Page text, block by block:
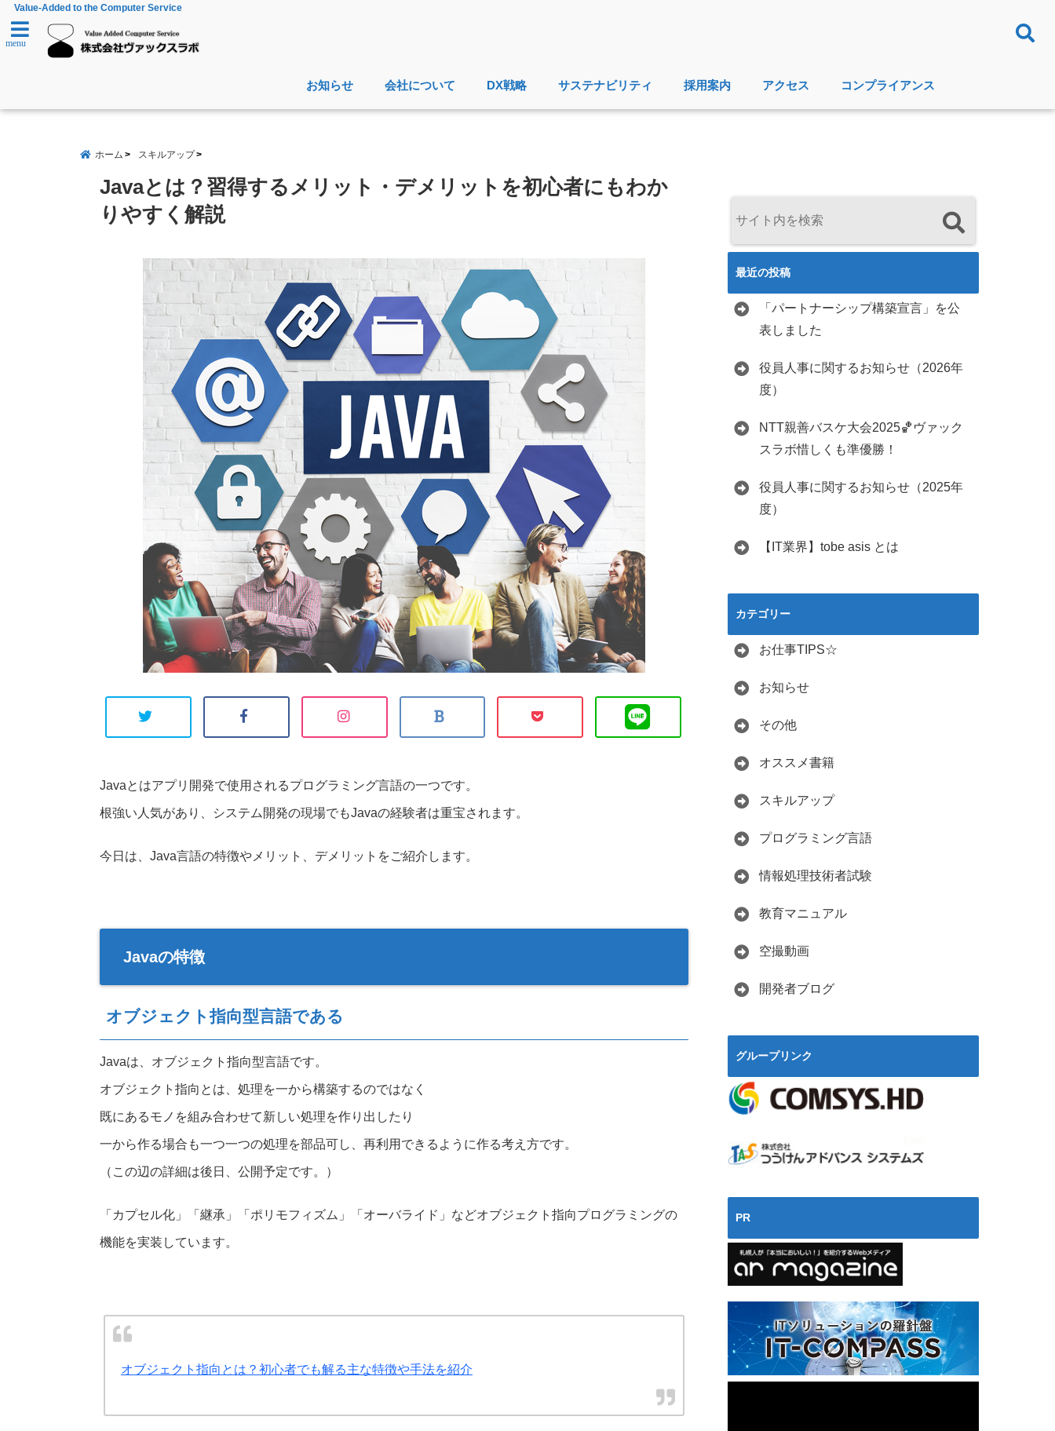
Value-Added to the Computer Service
menu
お知らせ 会社について DX戦略 サステナビリティ 採用案内 アクセス コンプライアンス
ホーム スキルアップ
Javaとは？習得するメリット・デメリットを初心者にもわか
りやすく解説
Javaとはアプリ開発で使用されるプログラミング言語の一つです。
根強い人気があり、システム開発の現場でもJavaの経験者は重宝されます。
今日は、Java言語の特徴やメリット、デメリットをご紹介します。
Javaの特徴
オブジェクト指向型言語である
Javaは、オブジェクト指向型言語です。
オブジェクト指向とは、処理を一から構築するのではなく
既にあるモノを組み合わせて新しい処理を作り出したり
一から作る場合も一つ一つの処理を部品可し、再利用できるように作る考え方です。
（この辺の詳細は後日、公開予定です。）
「カプセル化」「継承」「ポリモフィズム」「オーバライド」などオブジェクト指向プログラミングの
機能を実装しています。
オブジェクト指向とは？初心者でも解る主な特徴や手法を紹介
最近の投稿
「パートナーシップ構築宣言」を公
表しました
役員人事に関するお知らせ（2026年
度）
NTT親善バスケ大会2025🏀ヴァック
スラボ惜しくも準優勝！
役員人事に関するお知らせ（2025年
度）
【IT業界】tobe asis とは
カテゴリー
お仕事TIPS☆
お知らせ
その他
オススメ書籍
スキルアップ
プログラミング言語
情報処理技術者試験
教育マニュアル
空撮動画
開発者ブログ
グループリンク
PR